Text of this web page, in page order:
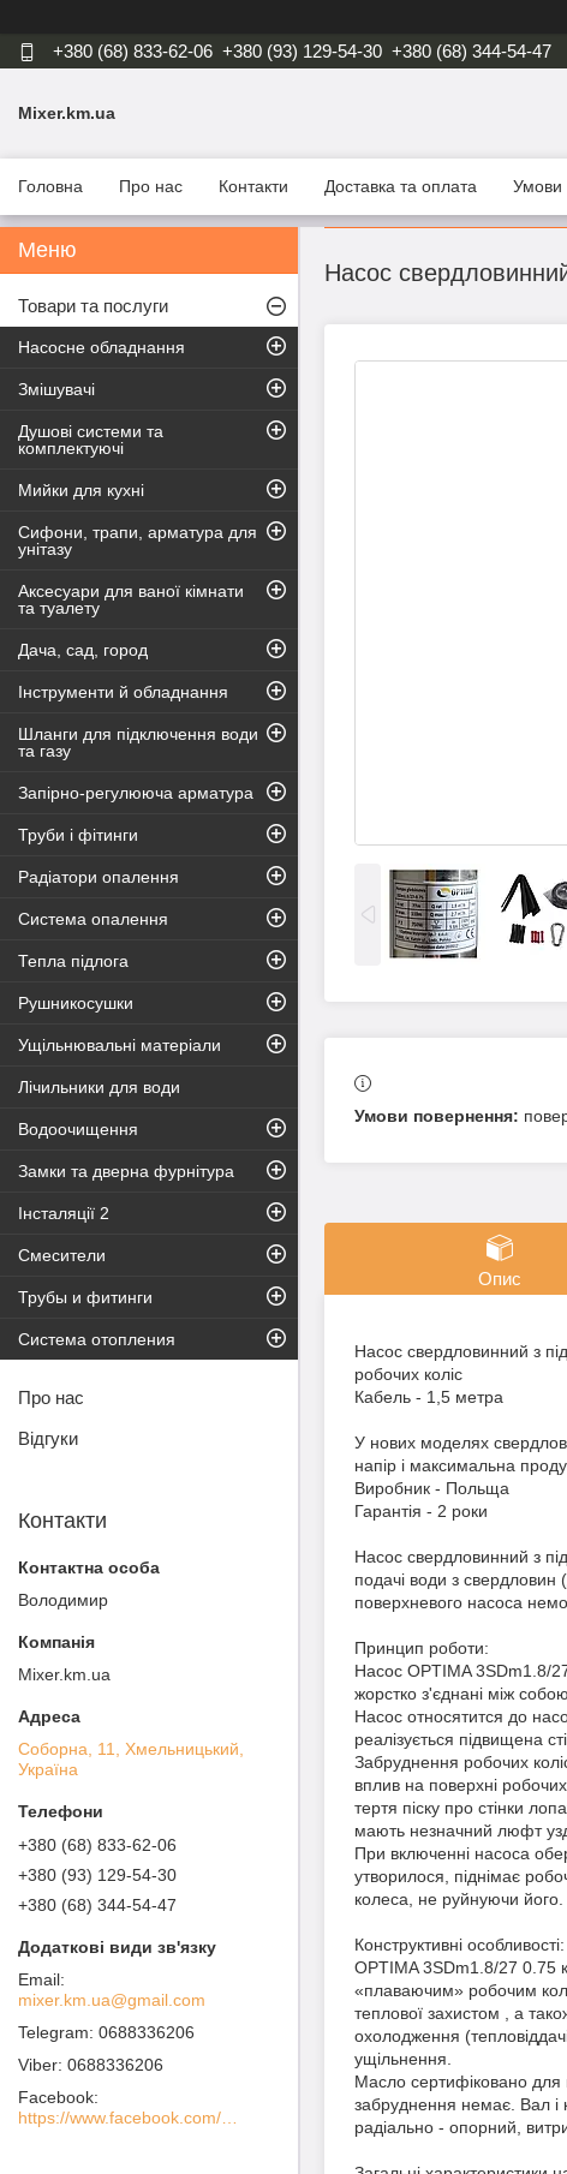
+380 (68) 833-62-06 +380 (93) 129-54-30 +380 (68) 344-54-47
Mixer.km.ua
Головна Про нас Контакти Доставка та оплата Умови
Насос
Опис
Насос свердловинний з
робочих коліс
Кабель - 1,5 метра
У нових моделях
напір і максимальна
Виробник - Польща
Гарантія - 2 роки
Насос свердловинний з
подачі води з
поверхневого насоса
Принцип роботи:
Насос OPTIMA 3SDm1.8/27
жорстко з'єднані між
Насос относятится до
реалізується підвищена
Забруднення робочих
вплив на поверхні
тертя піску про стінки
мають незначний люфт
При включенні насоса
утворилося, піднімає
колеса, не руйнуючи його.
Конструктивні особливості:
OPTIMA 3SDm1.8/27 0.75
«плаваючим» робочим
теплової захистом , а
охолодження
ущільнення.
Масло сертифіковано для
забруднення немає. Вал і
радіально - опорний,
Товари та послуги
Насосне обладнання
Змішувачі
Душові системи та
комплектуючі
Мийки для кухні
Сифони, трапи, арматура для
унітазу
Аксесуари для ваної кімнати
та туалету
Дача, сад, город
Інструменти й обладнання
Шланги для підключення води
та газу
Запірно-регулююча арматура
Труби і фітинги
Радіатори опалення
Система опалення
Тепла підлога
Рушникосушки
Ущільнювальні матеріали
Лічильники для води
Водоочищення
Замки та дверна фурнітура
Інсталяції 2
Смесители
Трубы и фитинги
Система отопления
Про нас
Відгуки
Контакти
Володимир
Mixer.km.ua
Соборна, 11, Хмельницький,
Україна
+380 (68) 833-62-06
+380 (93) 129-54-30
+380 (68) 344-54-47
mixer.km.ua@gmail.com
0688336206
0688336206
Facebook